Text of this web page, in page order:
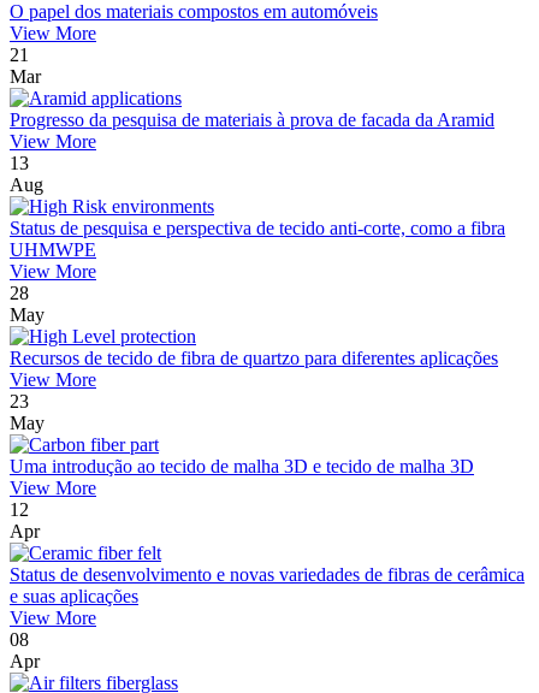
O papel dos materiais compostos em automóveis
View More
21
Mar
Progresso da pesquisa de materiais à prova de facada da Aramid
View More
13
Aug
Status de pesquisa e perspectiva de tecido anti-corte, como a fibra
UHMWPE
View More
28
May
Recursos de tecido de fibra de quartzo para diferentes aplicações
View More
23
May
Uma introdução ao tecido de malha 3D e tecido de malha 3D
View More
12
Apr
Status de desenvolvimento e novas variedades de fibras de cerâmica
e suas aplicações
View More
08
Apr